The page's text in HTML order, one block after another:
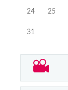
24 25
31